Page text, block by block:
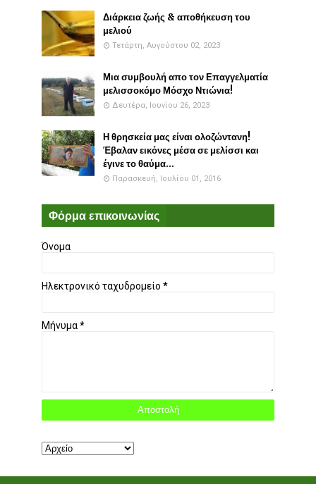
Διάρκεια ζωής & αποθήκευση του
μελιού
Τετάρτη, Αυγούστου 02, 2023
Μια συμβουλή απο τον Επαγγελματία
μελισσοκόμο Μόσχο Ντιώνια!
Δευτέρα, Ιουνίου 26, 2023
Η θρησκεία μας είναι ολοζώντανη!
Έβαλαν εικόνες μέσα σε μελίσσι και
έγινε το θαύμα...
Παρασκευή, Ιουλίου 01, 2016
Φόρμα επικοινωνίας
Όνομα
Ηλεκτρονικό ταχυδρομείο *
Μήνυμα*